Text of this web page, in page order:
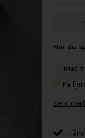
-
Har du
RING
På
Send